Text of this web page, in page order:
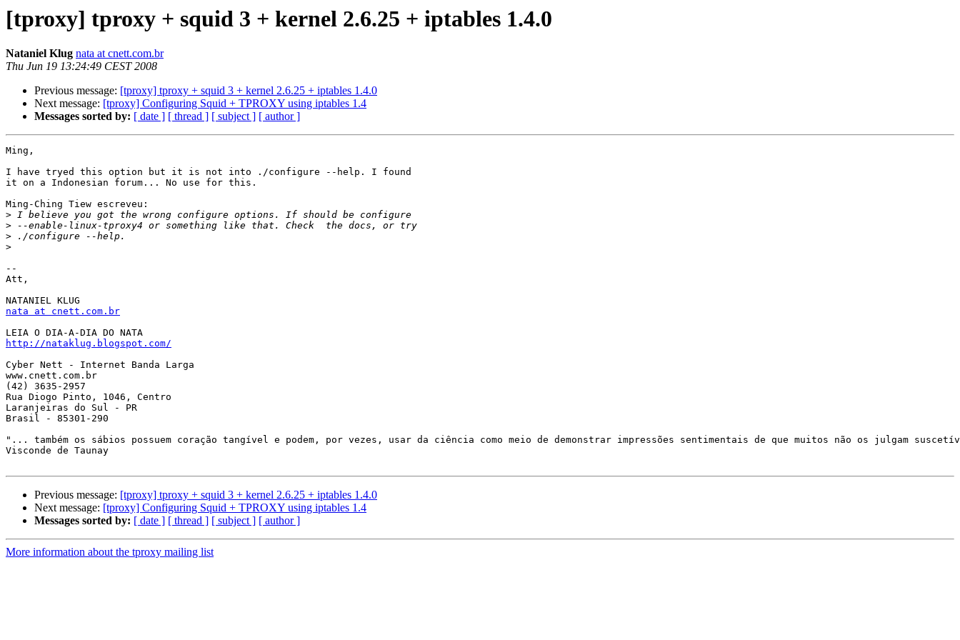
[tproxy] tproxy + squid 3 + kernel 2.6.25 + iptables 1.4.0
Nataniel Klug nata at cnett.com.br
Thu Jun 19 13:24:49 CEST 2008
Previous message: [tproxy] tproxy + squid 3 + kernel 2.6.25 + iptables 1.4.0
Next message: [tproxy] Configuring Squid + TPROXY using iptables 1.4
Messages sorted by: [ date ] [ thread ] [ subject ] [ author ]
Ming,
I have tryed this option but it is not into ./configure --help. I found
it on a Indonesian forum... No use for this.
Ming-Ching Tiew escreveu:
>
>
>
>
--
Att,
nata at cnett.com.br
http://nataklug.blogspot.com/
Cyber Nett - Internet Banda Larga
www.cnett.com.br
(42) 3635-2957
Rua Diogo Pinto, 1046, Centro
Laranjeiras do Sul - PR
Brasil - 85301-290
"... também os sábios possuem coração tangível e podem, por vezes, usar da ciência como meio de demonstrar impressões sentimentais de que muitos não os julgam
Visconde de Taunay
Previous message: [tproxy] tproxy + squid 3 + kernel 2.6.25 + iptables 1.4.0
Next message: [tproxy] Configuring Squid + TPROXY using iptables 1.4
Messages sorted by: [ date ] [ thread ] [ subject ] [ author ]
More information about the tproxy mailing list